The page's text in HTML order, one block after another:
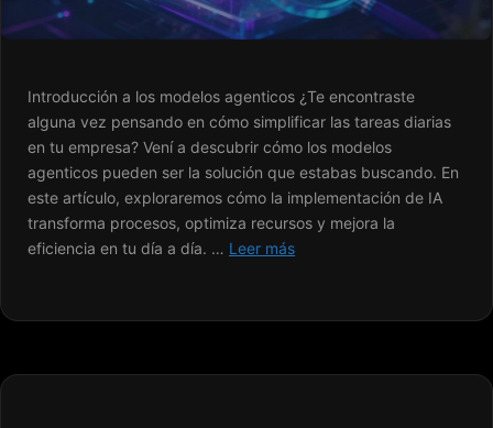
Introducción a los modelos agenticos ¿Te encontraste
alguna vez pensando en cómo simplificar las tareas diarias
en tu empresa? Vení a descubrir cómo los modelos
agenticos pueden ser la solución que estabas buscando. En
este artículo, exploraremos cómo la implementación de IA
transforma procesos, optimiza recursos y mejora la
eficiencia en tu día a día. … Leer más